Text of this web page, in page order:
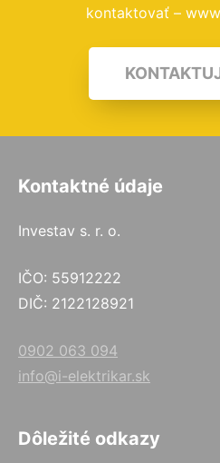
kontaktovať –
Kontaktné údaje
Investav s. r. o.
IČO: 55912222
DIČ: 2122128921
0902 063 094
info@i-elektrikar.sk
Dôležité odkazy